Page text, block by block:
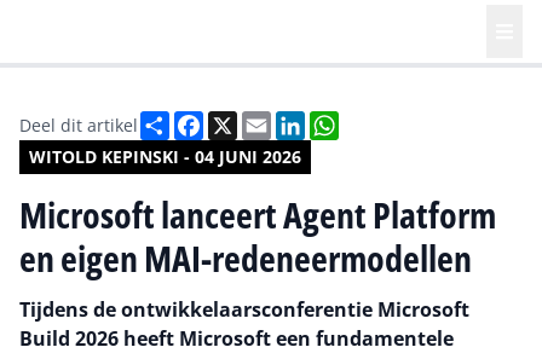
WITOLD KEPINSKI - 04 JUNI 2026
Deel dit artikel DeelFacebook
X EmailLinkedIn
Microsoft lanceert Agent Platform
en eigen MAI-redeneermodellen
Tijdens de ontwikkelaarsconferentie Microsoft
Build 2026 heeft Microsoft een fundamentele